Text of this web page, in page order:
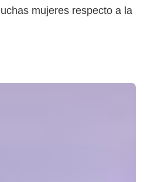
mujeres respecto a la